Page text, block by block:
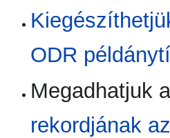
ODR
Megadhatjuk
rekordjának